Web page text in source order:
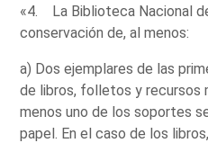
«4. La Biblioteca Nacional
conservación de, al menos:
a) Dos ejemplares de las
de libros, folletos y recursos
menos uno de los soportes
papel. En el caso de los